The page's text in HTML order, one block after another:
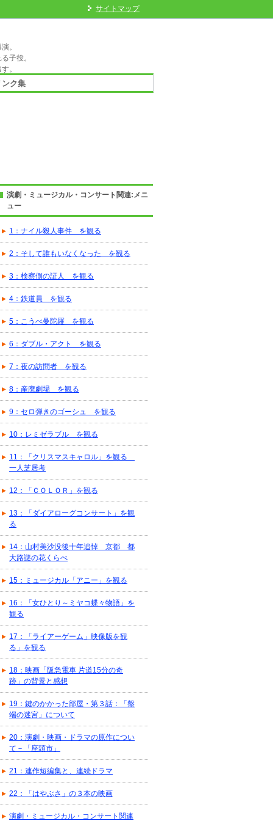
演劇・ミュージカル・コンサート関連:メニ
ュー
1：ナイル殺人事件 を観る
2：そして誰もいなくなった を観る
3：検察側の証人 を観る
4：鉄道員 を観る
5：こうべ曼陀羅 を観る
6：ダブル・アクト を観る
7：夜の訪問者 を観る
8：産廃劇場 を観る
9：セロ弾きのゴーシュ を観る
10：レミゼラブル を観る
11：「クリスマスキャロル」を観る
一人芝居考
12：「ＣＯＬＯＲ」を観る
13：「ダイアローグコンサート」を観
る
14：山村美沙没後十年追悼 京都 都
大路謎の花くらべ
15：ミュージカル「アニー」を観る
16：「女ひとり～ミヤコ蝶々物語」を
観る
17：「ライアーゲーム」映像版を観
る」を観る
18：映画「阪急電車 片道15分の奇
跡」の背景と感想
19：鍵のかかった部屋・第３話：「盤
端の迷宮」について
20：演劇・映画・ドラマの原作につい
て－「座頭市」
21：連作短編集と、連続ドラマ
22：「はやぶさ」の３本の映画
演劇・ミュージカル・コンサート関連
サイトマップ
。
子役。
。
ンク集